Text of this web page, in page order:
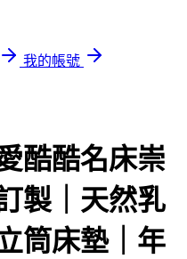
我的帳號
酷酷名床崇
製｜天然乳
筒床墊｜年